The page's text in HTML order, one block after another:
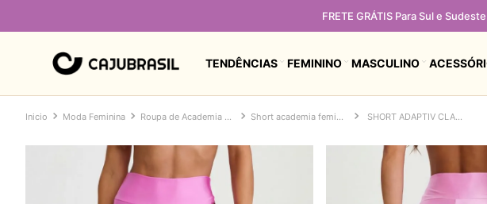
FRETE GRÁTIS Para Sul e
TENDÊNCIAS FEMININO MASCULINO
Moda Feminina Roupa de Academia Feminina Short academia feminino SHORT ADAPTIV CLASSICO ROSA LOLA